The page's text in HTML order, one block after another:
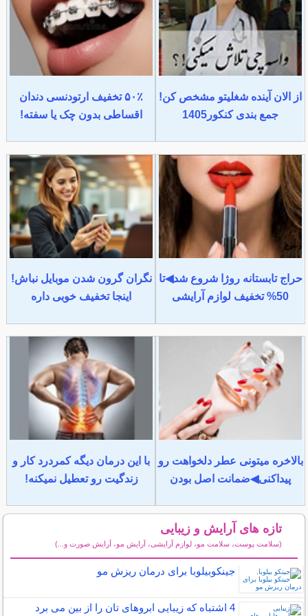
از الان آینده شغلیتو مشخص کن!
جمع بندی کنکور1405
۵۰٪ تخفیف ارتودنسی دندان
اقساطی بدون چک یا سفته!
حراج تابستانه روژا شروع شد◀تا
50% تخفیف لوازم آرایشی
نگران گرون شدن موبایل نباش!
اینجا تخفیف خوبی داره
بالاخره میتونی عطر دلخواهت رو
پیداکنی◀ضمانت اصل بودن
با این درمان دیگه کمردرد کار و
زندگیت رو تعطیل نمیکنه!
تازه های آرایش و زیبایی
(سلامت پوست، سلامت مو، لوازم آرایشی، آرایش مو، آرایش صورت و...)
جینکوبیلوبا برای درمان ریزش مو
4 اشتباه که زیبایی ابروهای تان را از بین می برد